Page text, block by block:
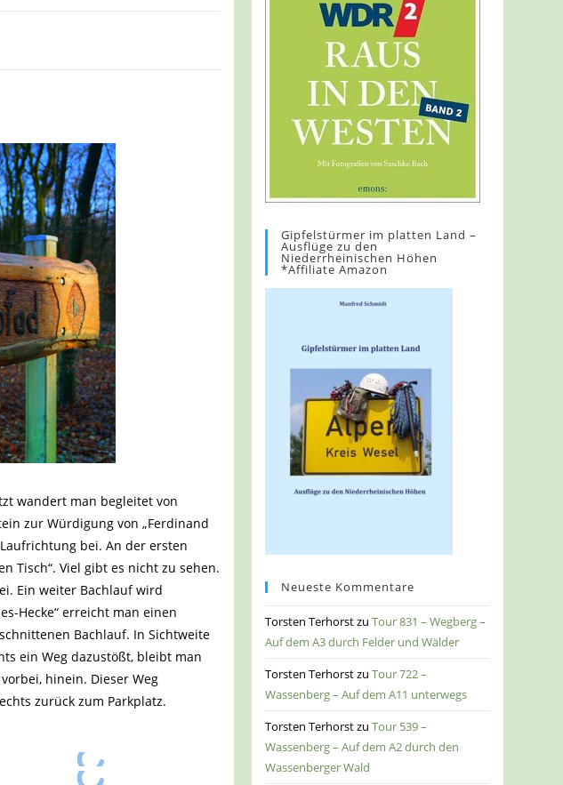
wandert man begleitet von
zur Würdigung von „Ferdinand
bei. An der ersten
Tisch“. Viel gibt es nicht zu sehen.
Ein weiter Bachlauf wird
Hecke“ erreicht man einen
Bachlauf. In Sichtweite
ein Weg dazustößt, bleibt man
hinein. Dieser Weg
zurück zum Parkplatz.
Gipfelstürmer im platten Land –
Ausflüge zu den
Niederrheinischen Höhen
*Affiliate Amazon
Neueste Kommentare
Torsten TerhorstzuTour 831 – Wegberg –
Auf dem A3 durch Felder und Wälder
Torsten TerhorstzuTour 722 –
Wassenberg – Auf dem A11 unterwegs
Torsten TerhorstzuTour 539 –
Wassenberg – Auf dem A2 durch den
Wassenberger Wald